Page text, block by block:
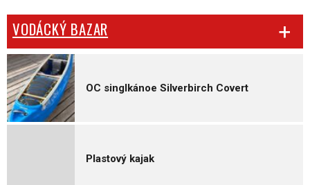
VODÁCKÝ BAZAR
OC singlkánoe Silverbirch Covert
Plastový kajak